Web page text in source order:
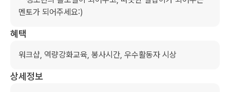
멘토가 되어주세요:)
혜택
워크샵, 역량강화교육, 봉사시간, 우수활동자 시상
상세정보